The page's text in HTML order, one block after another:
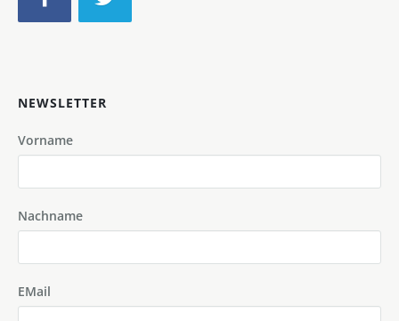
NEWSLETTER
Vorname
Nachname
EMail